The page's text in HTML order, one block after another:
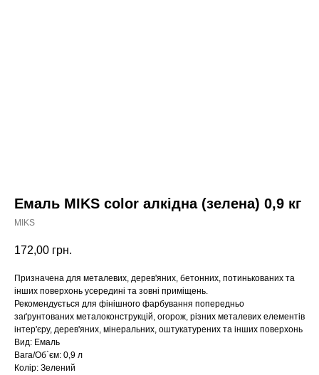
Емаль MIKS color алкідна (зелена) 0,9 кг
MIKS
172,00 грн.
Призначена для металевих, дерев'яних, бетонних, потинькованих та
інших поверхонь усередині та зовні приміщень.
Рекомендується для фінішного фарбування попередньо
заґрунтованих металоконструкцій, огорож, різних металевих елементів
інтер'єру, дерев'яних, мінеральних, оштукатурених та інших поверхонь
Вид: Емаль
Вага/Об`єм: 0,9 л
Колір: Зелений